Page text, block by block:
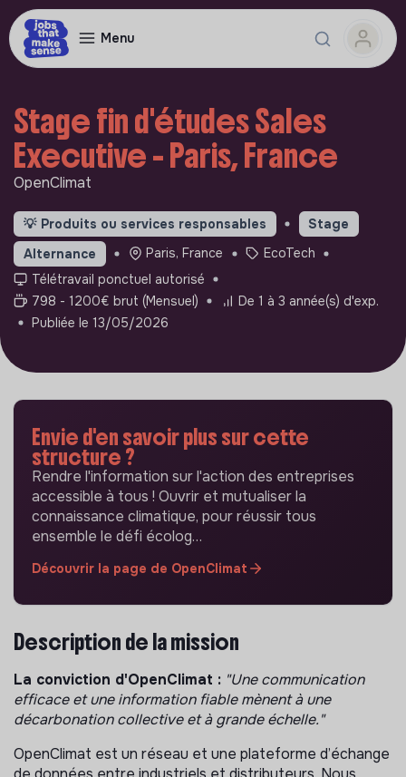
Menu
Stage fin d'études Sales
Executive - Paris, France
OpenClimat
💡 Produits ou services responsables
Stage
Alternance
Paris, France
EcoTech
Télétravail ponctuel autorisé
798 - 1200€ brut (Mensuel)
De 1 à 3 année(s) d'exp.
Publiée le 13/05/2026
Envie d'en savoir plus sur cette
structure ?
Rendre l'information sur l'action des entreprises
accessible à tous ! Ouvrir et mutualiser la
connaissance climatique, pour réussir tous
ensemble le défi écolog…
Découvrir la page de OpenClimat
Description de la mission
La conviction d'OpenClimat : "Une communication
efficace et une information fiable mènent à une
décarbonation collective et à grande échelle."
OpenClimat est un réseau et une plateforme d’échange